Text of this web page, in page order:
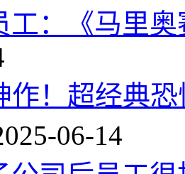
工：《马里
作！超经典
06-14